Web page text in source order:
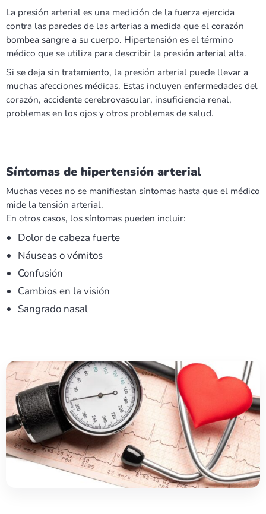
La presión arterial es una medición de la fuerza ejercida
contra las paredes de las arterias a medida que el corazón
bombea sangre a su cuerpo. Hipertensión es el término
médico que se utiliza para describir la presión arterial alta.
Si se deja sin tratamiento, la presión arterial puede llevar a
muchas afecciones médicas. Estas incluyen enfermedades del
corazón, accidente cerebrovascular, insuficiencia renal,
problemas en los ojos y otros problemas de salud.
Síntomas de hipertensión arterial
Muchas veces no se manifiestan síntomas hasta que el médico
mide la tensión arterial.
En otros casos, los síntomas pueden incluir:
Dolor de cabeza fuerte
Náuseas o vómitos
Confusión
Cambios en la visión
Sangrado nasal